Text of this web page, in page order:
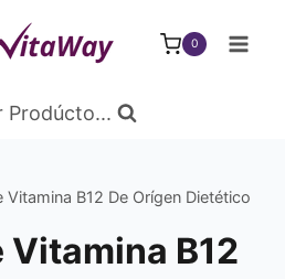
0
Prodúcto...
Vitamina B12 De Orígen Dietético
Vitamina B12